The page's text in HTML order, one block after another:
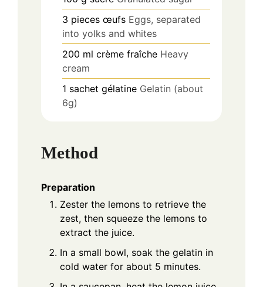
3 pieces œufs Eggs, separated
into yolks and whites
200 ml crème fraîche Heavy
cream
1 sachet gélatine Gelatin (about
6g)
Method
Preparation
Zester the lemons to retrieve the
zest, then squeeze the lemons to
extract the juice.
In a small bowl, soak the gelatin in
cold water for about 5 minutes.